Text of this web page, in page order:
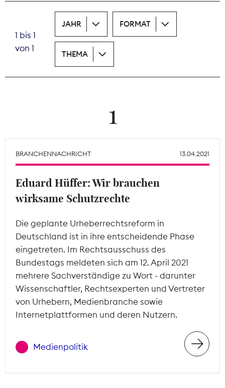
Theodor-Wolff-Preis
1 bis 1
von 1
JAHR FORMAT
THEMA
1
BRANCHENNACHRICHT 13.04.2021
Eduard Hüffer: Wir brauchen
wirksame Schutzrechte
Die geplante Urheberrechtsreform in
Deutschland ist in ihre entscheidende Phase
eingetreten. Im Rechtsausschuss des
Bundestags meldeten sich am 12. April 2021
mehrere Sachverständige zu Wort - darunter
Wissenschaftler, Rechtsexperten und Vertreter
von Urhebern, Medienbranche sowie
Internetplattformen und deren Nutzern.
Medienpolitik